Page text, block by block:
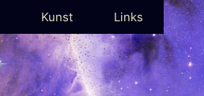
Kunst Links